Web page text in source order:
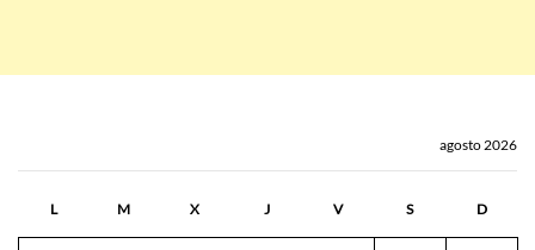
agosto 2026
L M X J V S D